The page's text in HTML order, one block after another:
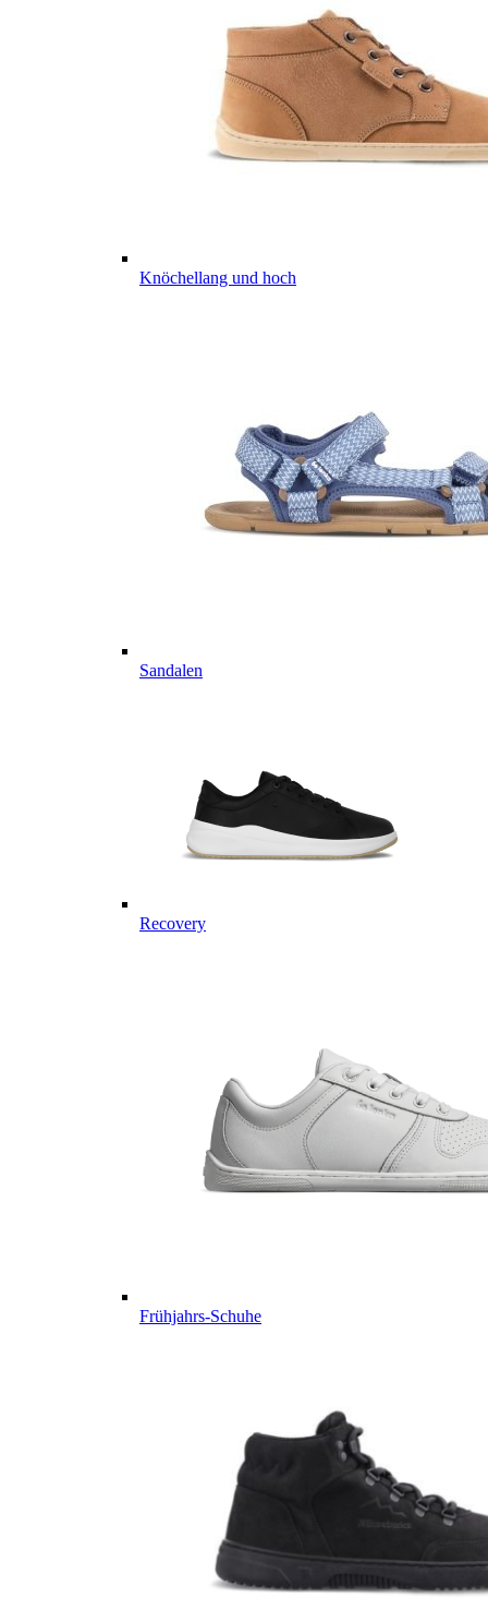
Knöchellang und hoch
Sandalen
Recovery
Frühjahrs-Schuhe